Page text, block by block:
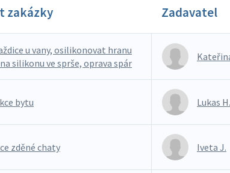
zakázky Zadavatel
u vany, osilikonovat hranu
silikonu ve sprše, oprava spár
bytu Lukas H.
zděné chaty Iveta J.